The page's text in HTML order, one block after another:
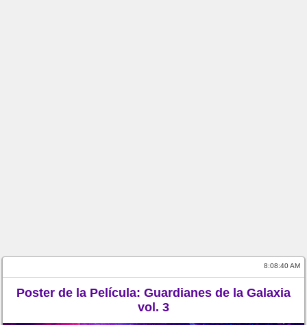
8:08:40 AM
Poster de la Película: Guardianes de la Galaxia
vol. 3